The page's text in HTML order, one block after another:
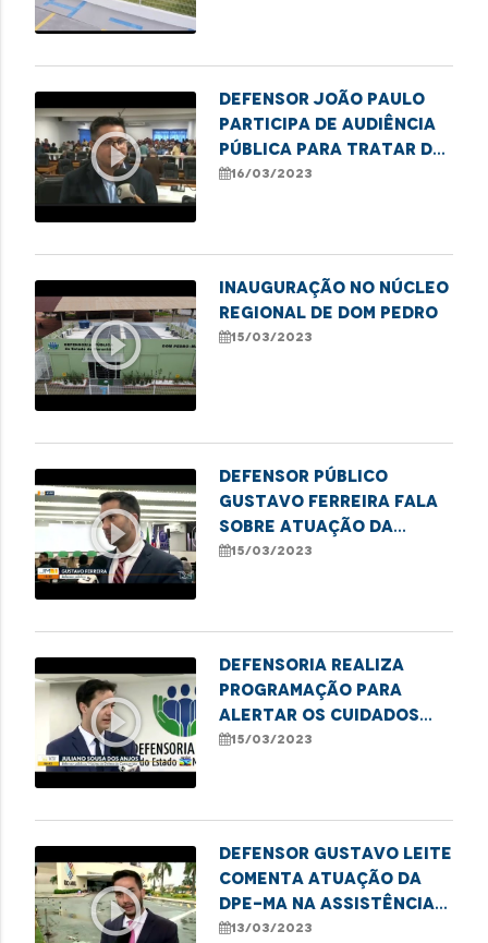
play_circle_outline
Defensor João Paulo
participa de audiência
pública para tratar do
saneamento básico em
16/03/2023
play_circle_outline
INAUGURAÇÃO NO NÚCLEO
REGIONAL DE DOM PEDRO
15/03/2023
play_circle_outline
Defensor público
Gustavo Ferreira fala
sobre atuação da
defensoria na defesa
15/03/2023
play_circle_outline
Defensoria realiza
programação para
alertar os cuidados
com os idosos nas
15/03/2023
play_circle_outline
Defensor Gustavo Leite
comenta atuação da
DPE-MA na assistência
às vítimas do Shopping
13/03/2023